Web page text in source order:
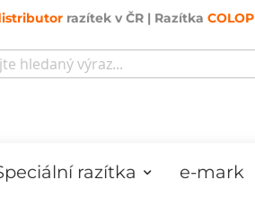
razítek v ČR | Razítka COLOP
razítka e-mark